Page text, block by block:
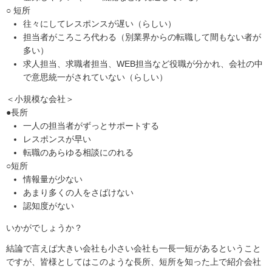
○ 短所
往々にしてレスポンスが遅い（らしい）
担当者がころころ代わる（別業界からの転職して間もない者が
多い）
求人担当、求職者担当、WEB担当など役職が分かれ、会社の中
で意思統一がされていない（らしい）
＜小規模な会社＞
●長所
一人の担当者がずっとサポートする
レスポンスが早い
転職のあらゆる相談にのれる
○短所
情報量が少ない
あまり多くの人をさばけない
認知度がない
いかがでしょうか？
結論で言えば大きい会社も小さい会社も一長一短があるということ
ですが、皆様としてはこのような長所、短所を知った上で紹介会社